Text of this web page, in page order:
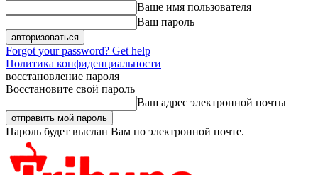
Ваше имя пользователя
Ваш пароль
Forgot your password? Get help
Политика конфиденциальности
восстановление пароля
Восстановите свой пароль
Ваш адрес электронной почты
Пароль будет выслан Вам по электронной почте.